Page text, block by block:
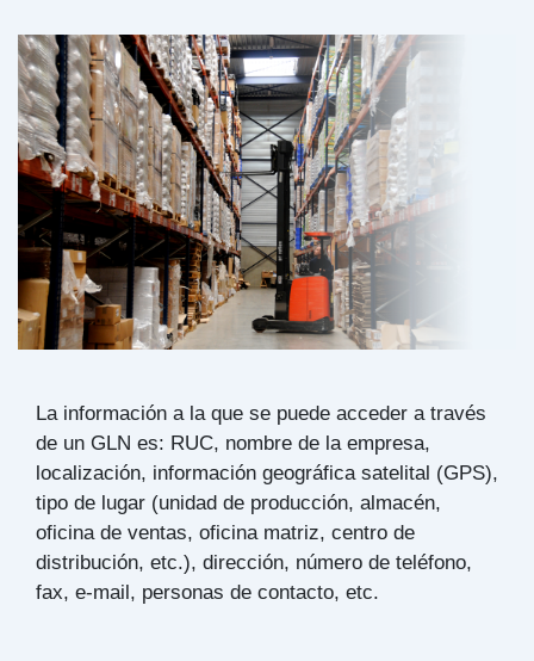
La información a la que se puede acceder a través
de un GLN es: RUC, nombre de la empresa,
localización, información geográfica satelital (GPS),
tipo de lugar (unidad de producción, almacén,
oficina de ventas, oficina matriz, centro de
distribución, etc.), dirección, número de teléfono,
fax, e-mail, personas de contacto, etc.